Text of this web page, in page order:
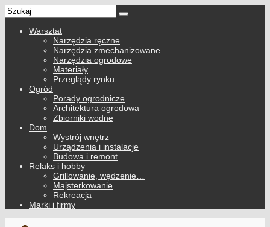
Warsztat
Narzędzia ręczne
Narzędzia zmechanizowane
Narzędzia ogrodowe
Materiały
Przeglądy rynku
Ogród
Porady ogrodnicze
Architektura ogrodowa
Zbiorniki wodne
Dom
Wystrój wnętrz
Urządzenia i instalacje
Budowa i remont
Relaks i hobby
Grillowanie, wędzenie…
Majsterkowanie
Rekreacja
Marki i firmy